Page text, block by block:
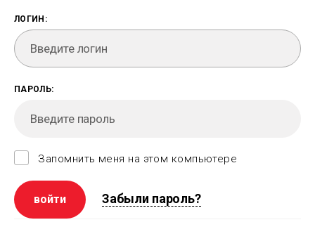
ЛОГИН:
ПАРОЛЬ:
Запомнить меня на этом компьютере
Забыли пароль?